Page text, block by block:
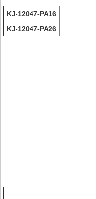
KJ-12047-PA16
KJ-12047-PA26